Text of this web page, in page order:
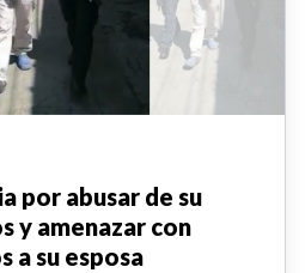
por abusar de su
y amenazar con
a su esposa